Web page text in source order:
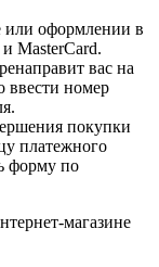
или оформлении в
MasterCard.
вас на
ввести номер
покупки
платежного
форму по
магазине